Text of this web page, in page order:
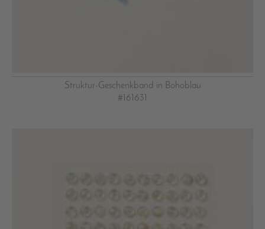
Struktur-Geschenkband in Bohoblau
#161631